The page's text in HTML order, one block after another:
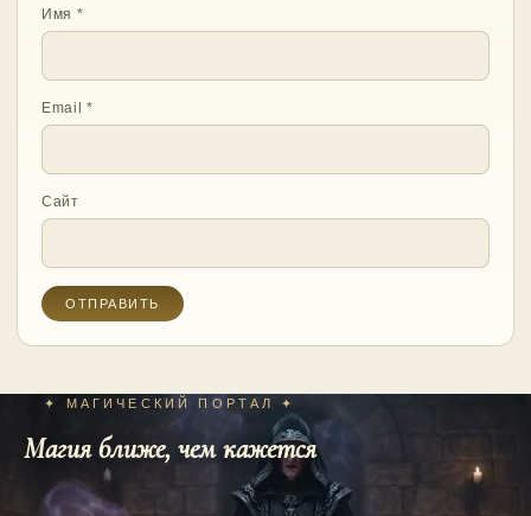
Имя *
Email*
Сайт
✦ МАГИЧЕСКИЙ ПОРТАЛ ✦
Магия ближе, чем кажется